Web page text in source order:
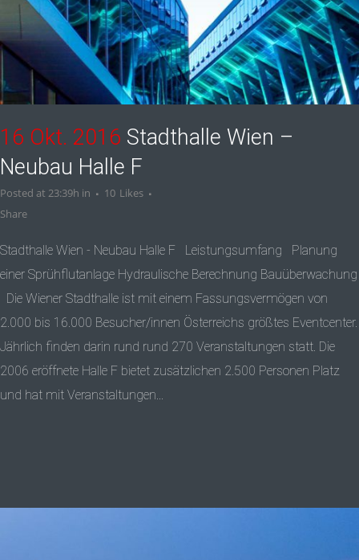
16 Okt. 2016 Stadthalle Wien –
Neubau Halle F
Posted at 23:39h in 10 Likes
Share
Stadthalle Wien - Neubau Halle F Leistungsumfang Planung
einer Sprühflutanlage Hydraulische Berechnung Bauüberwachung
Die Wiener Stadthalle ist mit einem Fassungsvermögen von
2.000 bis 16.000 Besucher/innen Österreichs größtes Eventcenter.
Jährlich finden darin rund rund 270 Veranstaltungen statt. Die
2006 eröffnete Halle F bietet zusätzlichen 2.500 Personen Platz
und hat mit Veranstaltungen...